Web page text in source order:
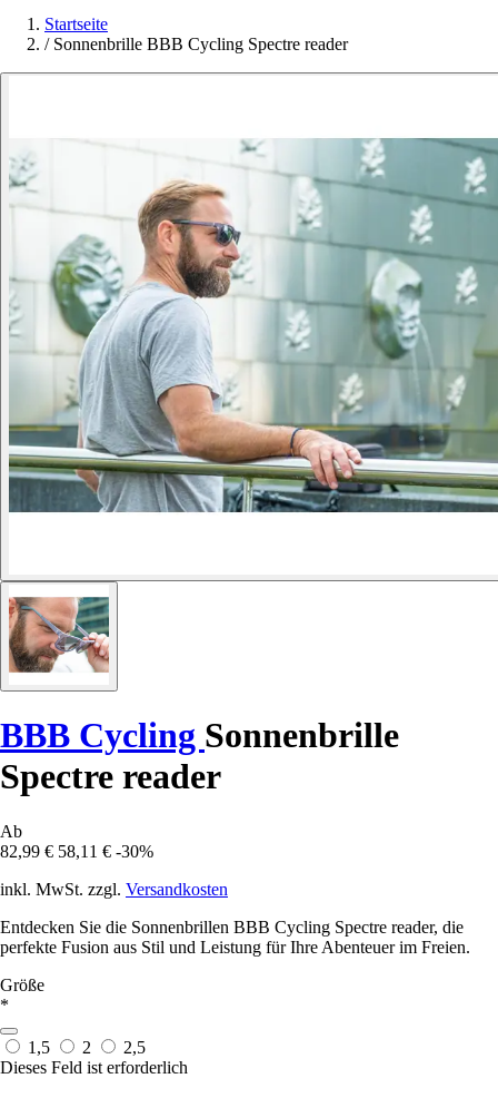
Startseite
/ Sonnenbrille BBB Cycling Spectre reader
BBB Cycling Sonnenbrille
Spectre reader
Ab
82,99 € 58,11 € -30%
inkl. MwSt. zzgl. Versandkosten
Entdecken Sie die Sonnenbrillen BBB Cycling Spectre reader, die
perfekte Fusion aus Stil und Leistung für Ihre Abenteuer im Freien.
Größe
*
1,5 2
2,5
Dieses Feld ist erforderlich